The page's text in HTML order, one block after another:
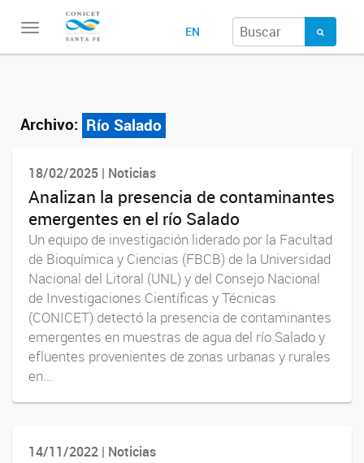
Toggle
EN
Archivo: Río Salado
18/02/2025 | Noticias
Analizan la presencia de contaminantes
emergentes en el río Salado
Un equipo de investigación liderado por la Facultad
de Bioquímica y Ciencias (FBCB) de la Universidad
Nacional del Litoral (UNL) y del Consejo Nacional
de Investigaciones Científicas y Técnicas
(CONICET) detectó la presencia de contaminantes
emergentes en muestras de agua del río Salado y
efluentes provenientes de zonas urbanas y rurales
en...
14/11/2022 | Noticias